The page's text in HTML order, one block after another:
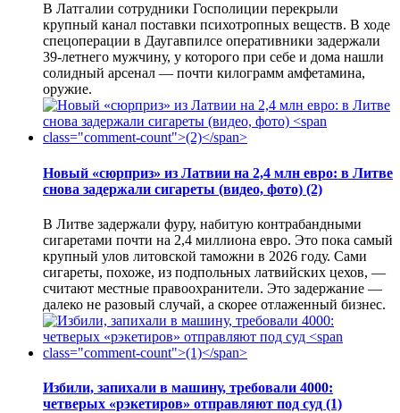
В Латгалии сотрудники Госполиции перекрыли
крупный канал поставки психотропных веществ. В ходе
спецоперации в Даугавпилсе оперативники задержали
39-летнего мужчину, у которого при себе и дома нашли
солидный арсенал — почти килограмм амфетамина,
оружие.
Новый «сюрприз» из Латвии на 2,4 млн евро: в Литве
снова задержали сигареты (видео, фото) (2)
В Литве задержали фуру, набитую контрабандными
сигаретами почти на 2,4 миллиона евро. Это пока самый
крупный улов литовской таможни в 2026 году. Сами
сигареты, похоже, из подпольных латвийских цехов, —
считают местные правоохранители. Это задержание —
далеко не разовый случай, а скорее отлаженный бизнес.
Избили, запихали в машину, требовали 4000:
четверых «рэкетиров» отправляют под суд (1)